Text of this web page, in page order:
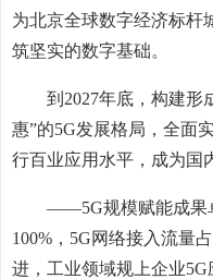
为北京全球数字经济标杆
筑坚实的数字基础。
到2027年底，构建形
惠”的5G发展格局，全面
行百业应用水平，成为国
——5G规模赋能成果
100%，5G网络接入流量
进，工业领域规上企业5G